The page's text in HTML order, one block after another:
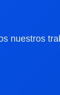
nuestros